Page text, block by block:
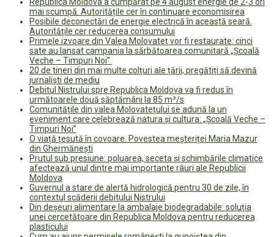
mai scumpă. Autoritățile cer în continuare economisirea
Posibile deconectări de energie electrică în această seară.
Autoritățile cer reducerea consumului
Primele izvoare din Valea Molovateț vor fi restaurate: cinci
sate au lansat campania la sărbătoarea comunitară „Școală
Veche – Timpuri Noi”
20 de tineri din mai multe colțuri ale țării, pregătiți să devină
jurnaliști de mediu
Debitul Nistrului spre Republica Moldova va fi redus în
următoarele două săptămâni la 85 m³/s
Comunitățile din valea Molovatețului se adună la un
eveniment care celebrează natura și cultura: „Școală Veche –
Timpuri Noi”
O viață țesută în covoare. Povestea meșteriței Maria Mazur
din Ghermănești
Prutul sub presiune: poluarea, seceta și schimbările climatice
afectează unul dintre mai importante râuri ale Republicii
Moldova
Guvernul a stare de alertă hidrologică pentru 30 de zile, în
contextul scăderii debitului Nistrului
Din deșeuri alimentare la ambalaje biodegradabile: soluția
unei cercetătoare din Republica Moldova pentru reducerea
plasticului